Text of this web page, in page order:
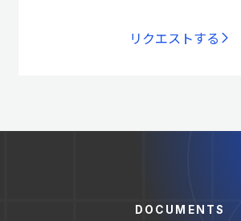
リクエストする
DOCUMENTS